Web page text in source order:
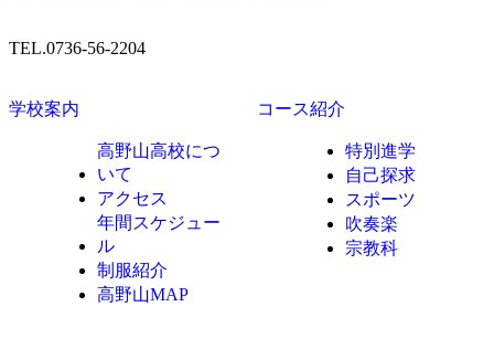
TEL.0736-56-2204
学校案内
高野山高校につ
いて
アクセス
年間スケジュー
ル
制服紹介
高野山MAP
コース紹介
特別進学
自己探求
スポーツ
吹奏楽
宗教科